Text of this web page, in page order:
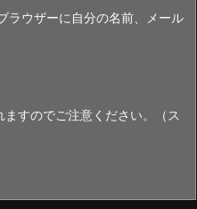
ラウザーに自分の名前、メール
すのでご注意ください。（ス